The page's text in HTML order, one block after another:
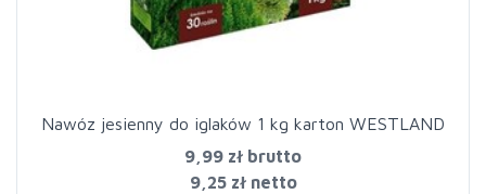
Nawóz jesienny do iglaków 1 kg karton WESTLAND
9,99 zł brutto
9,25 zł netto